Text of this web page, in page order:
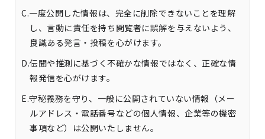
C.一度公開した情報は、完全に削除できないことを理解
し、言動に責任を持ち閲覧者に誤解を与えないよう、
良識ある発言・投稿を心がけます。
D.伝聞や推測に基づく不確かな情報ではなく、正確な情
報発信を心がけます。
E.守秘義務を守り、一般に公開されていない情報（メー
ルアドレス・電話番号などの個人情報、企業等の機密
事項など）は公開いたしません。